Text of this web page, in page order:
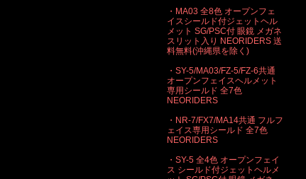
・MA03 全8色 オープンフェ
イスシールド付ジェットヘル
メット SG/PSC付 眼鏡 メガネ
スリット入り NEORIDERS 送
料無料(沖縄県を除く)
・SY-5/MA03/FZ-5/FZ-6共通
オープンフェイスヘルメット
専用シールド 全7色
NEORIDERS
・NR-7/FX7/MA14共通 フルフ
ェイス専用シールド 全7色
NEORIDERS
・SY-5 全4色 オープンフェイ
ス シールド付ジェットヘルメ